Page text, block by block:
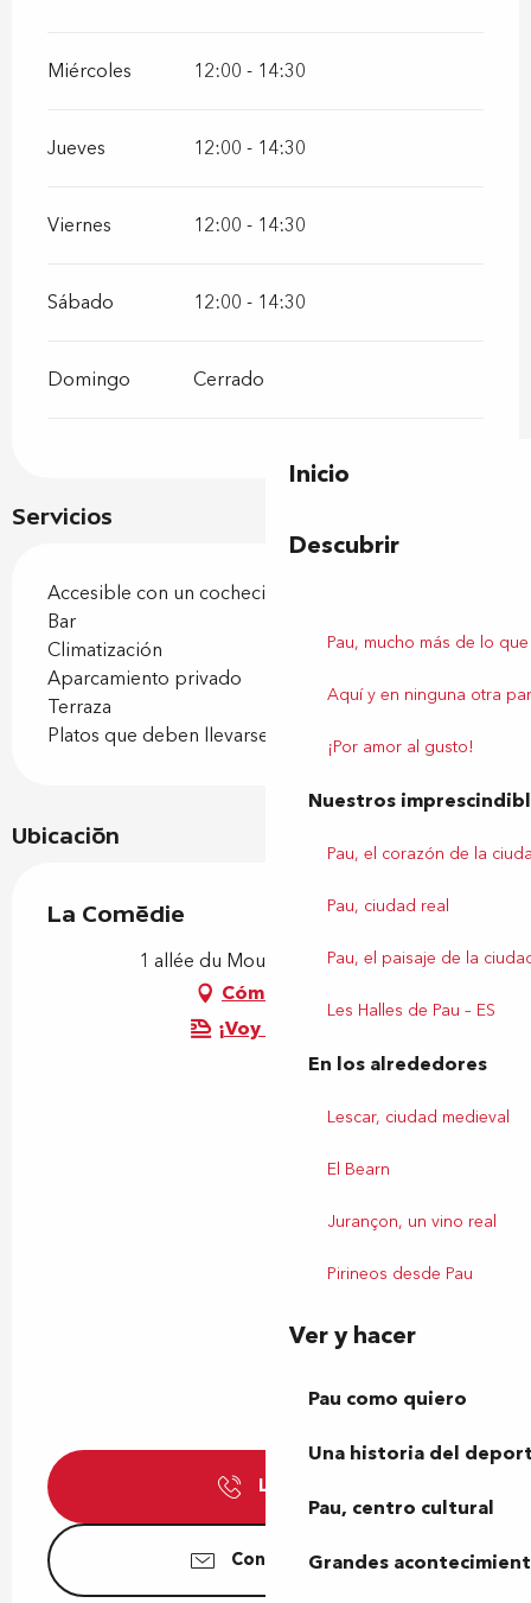
Inicio
Descubrir
Pau, mucho más de lo
Aquí y en ninguna otra
¡Por amor al gusto!
Nuestros
Pau, el corazón de la
Pau, ciudad real
Pau, el paisaje de la
Les Halles de Pau – ES
En los alrededores
Lescar, ciudad medieval
El Bearn
Jurançon, un vino real
Pirineos desde Pau
Ver y hacer
Pau como quiero
Una historia del
Pau, centro cultural
Grandes
Servicios
Accesible con un cochecito
Bar
Climatización
Aparcamiento privado
Terraza
Platos que deben llevarse
Miércoles 12:00 - 14:30
Jueves 12:00 - 14:30
Viernes 12:00 - 14:30
Sábado 12:00 - 14:30
Domingo Cerrado
Ubicación
La Comédie
1 allée du Moulin, 64140 Lons
Cómo llegar
¡Voy en tren!
Llamar
Contáctenos